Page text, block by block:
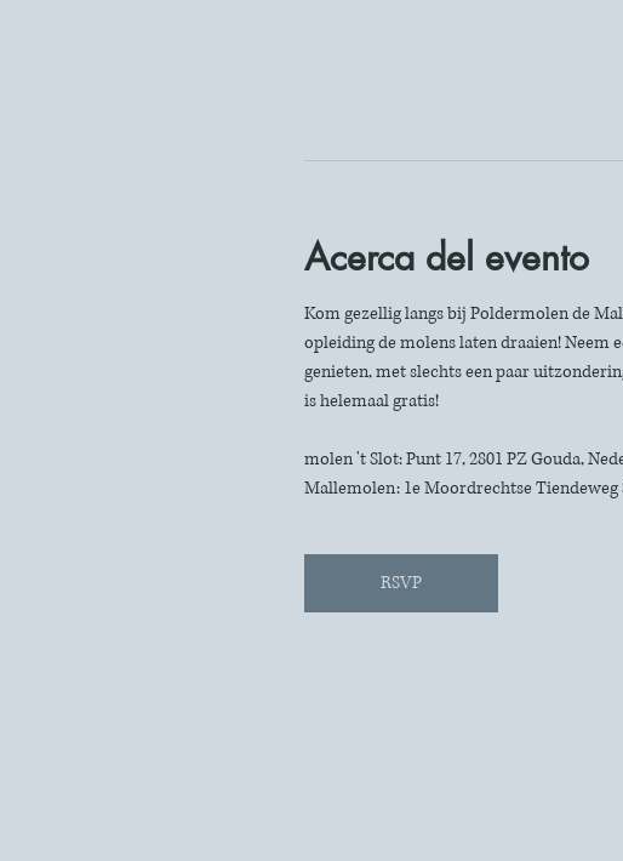
Acerca del evento
Kom gezellig langs bij Poldermolen de
opleiding de molens laten draaien! Neem
genieten, met slechts een paar
is helemaal gratis!
molen 't Slot: Punt 17, 2801 PZ Gouda,
Mallemolen: 1e Moordrechtse Tiendeweg
RSVP